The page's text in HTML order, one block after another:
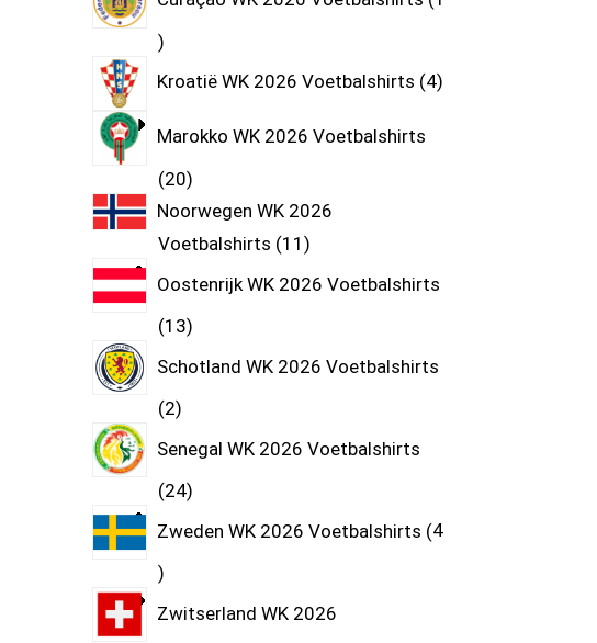
Kroatië WK 2026 Voetbalshirts 4
Marokko WK 2026 Voetbalshirts
20
Noorwegen WK 2026
Voetbalshirts 11
Oostenrijk WK 2026 Voetbalshirts
13
Schotland WK 2026 Voetbalshirts
2
Senegal WK 2026 Voetbalshirts
24
Zweden WK 2026 Voetbalshirts 4
Zwitserland WK 2026